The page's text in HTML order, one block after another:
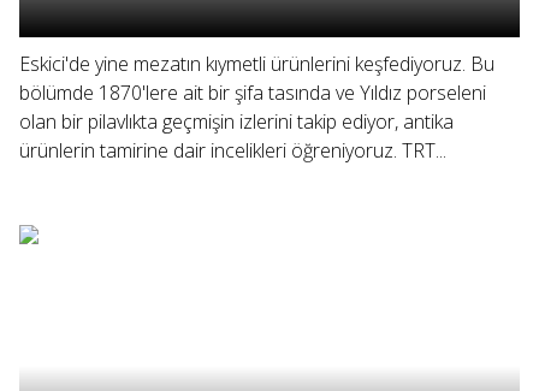
Eskici'de yine mezatın kıymetli ürünlerini keşfediyoruz. Bu
bölümde 1870'lere ait bir şifa tasında ve Yıldız porseleni
olan bir pilavlıkta geçmişin izlerini takip ediyor, antika
ürünlerin tamirine dair incelikleri öğreniyoruz. TRT...